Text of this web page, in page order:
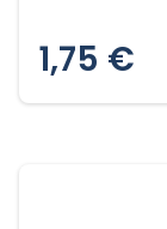
1,75 €